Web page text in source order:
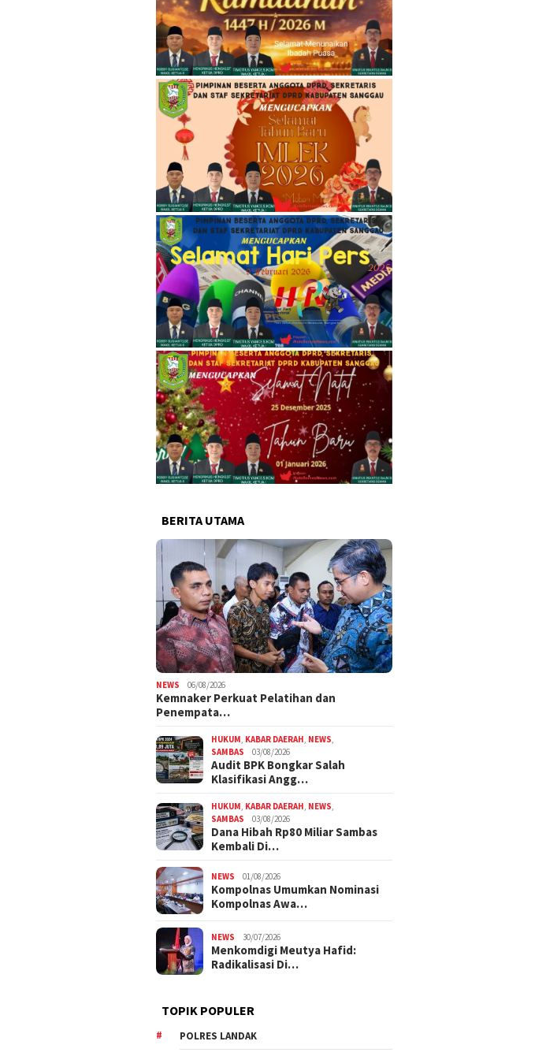
BERITA UTAMA
NEWS 06/08/2026
Kemnaker Perkuat Pelatihan dan
Penempata…
HUKUM KABAR DAERAH NEWS
SAMBAS
03/08/2026
Audit BPK Bongkar Salah
Klasifikasi Angg…
HUKUM KABAR DAERAH NEWS
SAMBAS
03/08/2026
Dana Hibah Rp80 Miliar Sambas
Kembali Di…
NEWS 01/08/2026
Kompolnas Umumkan Nominasi
Kompolnas Awa…
NEWS 30/07/2026
Menkomdigi Meutya Hafid:
Radikalisasi Di…
TOPIK POPULER
POLRES LANDAK